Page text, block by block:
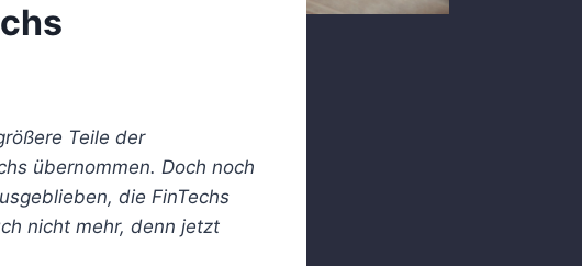
Teile der
übernommen. Doch noch
die FinTechs
nicht mehr, denn jetzt